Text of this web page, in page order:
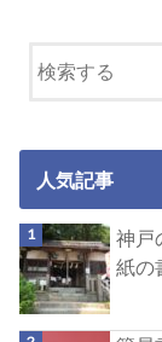
人気記事
神戸
紙の